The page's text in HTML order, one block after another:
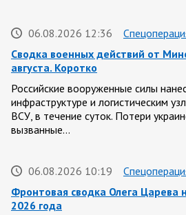
06.08.2026 12:36
Сводка военных действий от
августа. Коротко
Российские вооруженные силы
инфраструктуре и логистическим
ВСУ, в течение суток. Потери
вызванные…
06.08.2026 10:19
Фронтовая сводка Олега Царева
2026 года